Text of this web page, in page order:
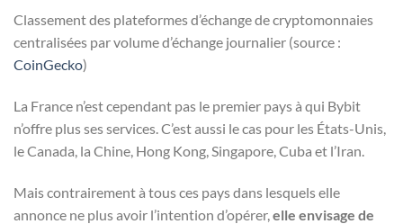
Classement des plateformes d’échange de cryptomonnaies
centralisées par volume d’échange journalier (source :
CoinGecko)
La France n’est cependant pas le premier pays à qui Bybit
n’offre plus ses services. C’est aussi le cas pour les États-Unis,
le Canada, la Chine, Hong Kong, Singapore, Cuba et l’Iran.
Mais contrairement à tous ces pays dans lesquels elle
annonce ne plus avoir l’intention d’opérer,elle envisage de